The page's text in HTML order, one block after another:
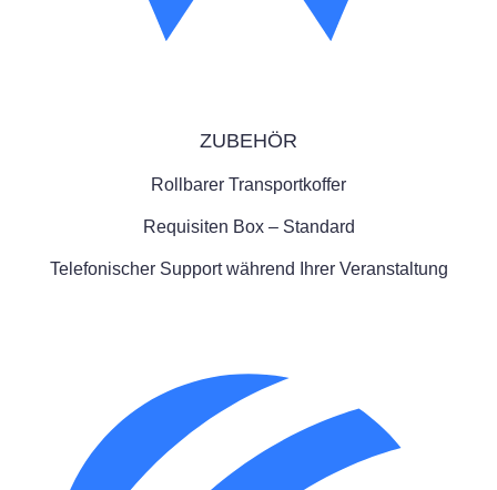
ZUBEHÖR
Rollbarer Transportkoffer
Requisiten Box – Standard
Telefonischer Support während Ihrer Veranstaltung